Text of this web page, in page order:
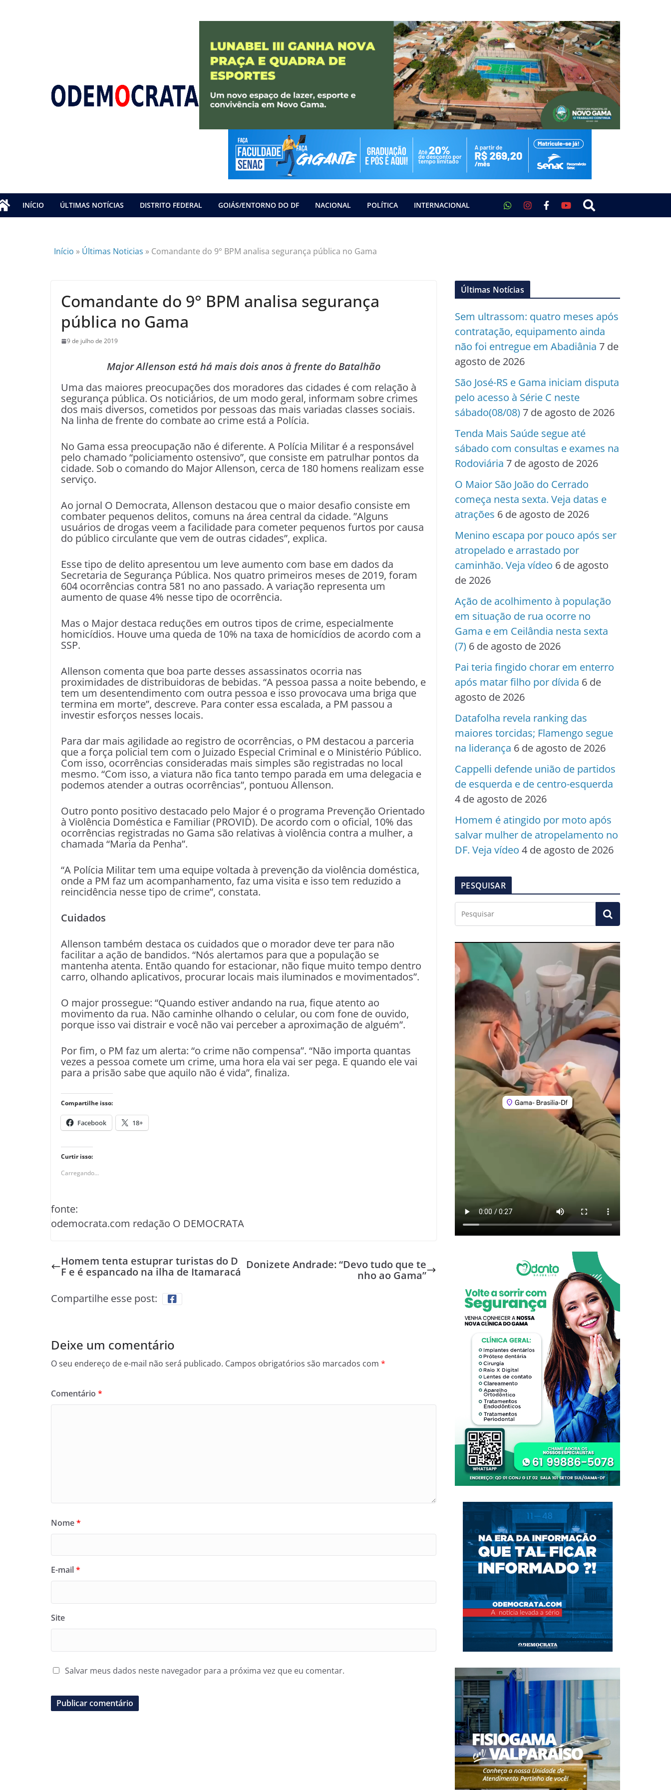
INÍCIO ÚLTIMAS NOTÍCIAS DISTRITO FEDERAL GOIÁS/ENTORNO DO DF NACIONAL POLÍTICA INTERNACIONAL
Início » Últimas Noticias » Comandante do 9° BPM analisa segurança pública no Gama
Comandante do 9° BPM analisa segurança
pública no Gama
9 de julho de 2019
Major Allenson está há mais dois anos à frente do Batalhão
Uma das maiores preocupações dos moradores das cidades é com relação à
segurança pública. Os noticiários, de um modo geral, informam sobre crimes
dos mais diversos, cometidos por pessoas das mais variadas classes sociais.
Na linha de frente do combate ao crime está a Polícia.
No Gama essa preocupação não é diferente. A Polícia Militar é a responsável
pelo chamado “policiamento ostensivo”, que consiste em patrulhar pontos da
cidade. Sob o comando do Major Allenson, cerca de 180 homens realizam esse
serviço.
Ao jornal O Democrata, Allenson destacou que o maior desafio consiste em
combater pequenos delitos, comuns na área central da cidade. ”Alguns
usuários de drogas veem a facilidade para cometer pequenos furtos por causa
do público circulante que vem de outras cidades”, explica.
Esse tipo de delito apresentou um leve aumento com base em dados da
Secretaria de Segurança Pública. Nos quatro primeiros meses de 2019, foram
604 ocorrências contra 581 no ano passado. A variação representa um
aumento de quase 4% nesse tipo de ocorrência.
Mas o Major destaca reduções em outros tipos de crime, especialmente
homicídios. Houve uma queda de 10% na taxa de homicídios de acordo com a
SSP.
Allenson comenta que boa parte desses assassinatos ocorria nas
proximidades de distribuidoras de bebidas. “A pessoa passa a noite bebendo, e
tem um desentendimento com outra pessoa e isso provocava uma briga que
termina em morte”, descreve. Para conter essa escalada, a PM passou a
investir esforços nesses locais.
Para dar mais agilidade ao registro de ocorrências, o PM destacou a parceria
que a força policial tem com o Juizado Especial Criminal e o Ministério Público.
Com isso, ocorrências consideradas mais simples são registradas no local
mesmo. “Com isso, a viatura não fica tanto tempo parada em uma delegacia e
podemos atender a outras ocorrências”, pontuou Allenson.
Outro ponto positivo destacado pelo Major é o programa Prevenção Orientado
à Violência Doméstica e Familiar (PROVID). De acordo com o oficial, 10% das
ocorrências registradas no Gama são relativas à violência contra a mulher, a
chamada “Maria da Penha”.
“A Polícia Militar tem uma equipe voltada à prevenção da violência doméstica,
onde a PM faz um acompanhamento, faz uma visita e isso tem reduzido a
reincidência nesse tipo de crime”, constata.
Cuidados
Allenson também destaca os cuidados que o morador deve ter para não
facilitar a ação de bandidos. “Nós alertamos para que a população se
mantenha atenta. Então quando for estacionar, não fique muito tempo dentro
carro, olhando aplicativos, procurar locais mais iluminados e movimentados”.
O major prossegue: “Quando estiver andando na rua, fique atento ao
movimento da rua. Não caminhe olhando o celular, ou com fone de ouvido,
porque isso vai distrair e você não vai perceber a aproximação de alguém”.
Por fim, o PM faz um alerta: “o crime não compensa”. “Não importa quantas
vezes a pessoa comete um crime, uma hora ela vai ser pega. E quando ele vai
para a prisão sabe que aquilo não é vida”, finaliza.
Compartilhe isso:
Facebook 18+
Curtir isso:
Carregando...
fonte:
odemocrata.com redação O DEMOCRATA
Homem tenta estuprar turistas do D
F e é espancado na ilha de Itamaracá
Donizete Andrade: “Devo tudo que te
nho ao Gama”
Compartilhe esse post:
Deixe um comentário
O seu endereço de e-mail não será publicado. Campos obrigatórios são marcados com *
Comentário *
Nome*
E-mail*
Site
Salvar meus dados neste navegador para a próxima vez que eu comentar.
Últimas Notícias
Sem ultrassom: quatro meses após
contratação, equipamento ainda
não foi entregue em Abadiânia 7 de
agosto de 2026
São José-RS e Gama iniciam disputa
pelo acesso à Série C neste
sábado(08/08) 7 de agosto de 2026
Tenda Mais Saúde segue até
sábado com consultas e exames na
Rodoviária 7 de agosto de 2026
O Maior São João do Cerrado
começa nesta sexta. Veja datas e
atrações 6 de agosto de 2026
Menino escapa por pouco após ser
atropelado e arrastado por
caminhão. Veja vídeo 6 de agosto
de 2026
Ação de acolhimento à população
em situação de rua ocorre no
Gama e em Ceilândia nesta sexta
(7) 6 de agosto de 2026
Pai teria fingido chorar em enterro
após matar filho por dívida 6 de
agosto de 2026
Datafolha revela ranking das
maiores torcidas; Flamengo segue
na liderança 6 de agosto de 2026
Cappelli defende união de partidos
de esquerda e de centro-esquerda
4 de agosto de 2026
Homem é atingido por moto após
salvar mulher de atropelamento no
DF. Veja vídeo 4 de agosto de 2026
PESQUISAR